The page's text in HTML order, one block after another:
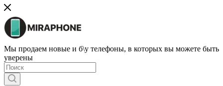
Мы продаем новые и б\у телефоны, в которых вы можете быть
уверены